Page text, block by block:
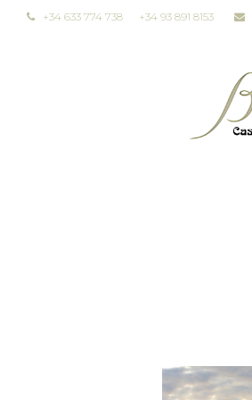
+34 633 774 738 +34 93 891 8153